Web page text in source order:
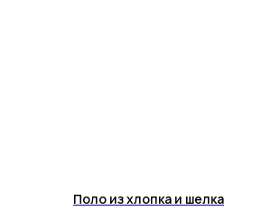
Поло из хлопка и шелка